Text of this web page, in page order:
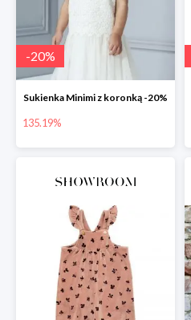
-20%
Sukienka Minimi z koronką -20%
135.19%